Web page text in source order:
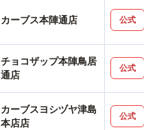
カーブス本陣通店 公式
チョコザップ本陣鳥居
通店
公式
カーブスヨシヅヤ津島
本店店
公式